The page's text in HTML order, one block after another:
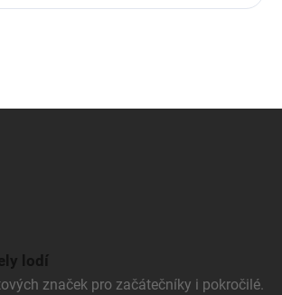
lodí
značek pro začátečníky i pokročilé.